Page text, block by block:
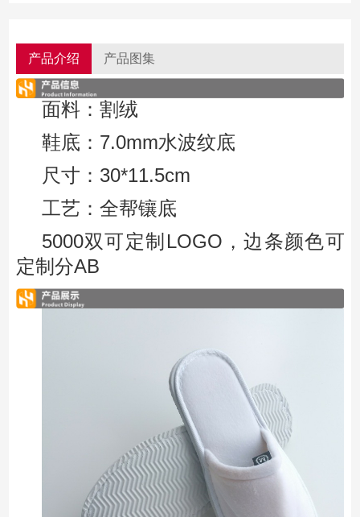
产品介绍 产品图集
面料：割绒
鞋底：7.0mm水波纹底
尺寸：30*11.5cm
工艺：全帮镶底
5000双可定制LOGO，边条颜色可
定制分AB